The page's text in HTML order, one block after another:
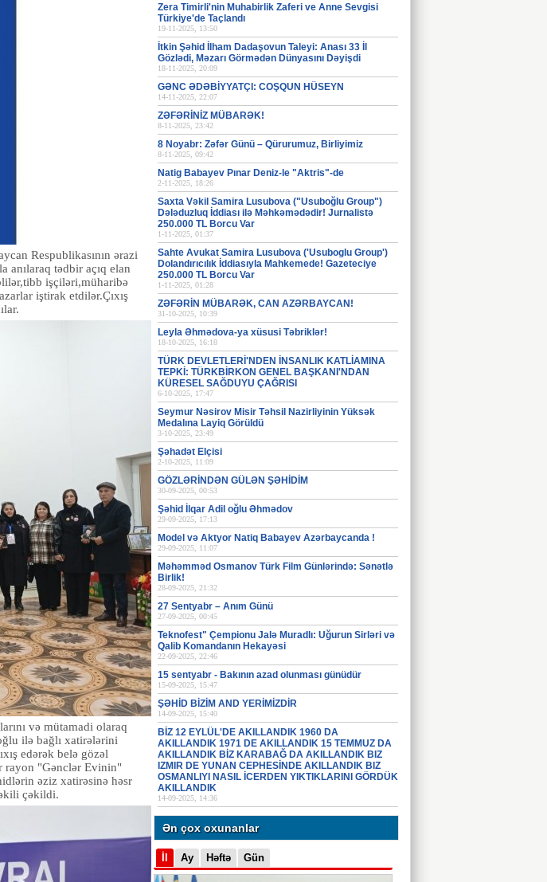
Zera Timirli'nin Muhabirlik Zaferi ve Anne Sevgisi
Türkiye'de Taçlandı
19-11-2025, 13:50
İtkin Şəhid İlham Dadaşovun Taleyi: Anası 33 İl
Gözlədi, Məzarı Görmədən Dünyasını Dəyişdi
18-11-2025, 20:09
GƏNC ƏDƏBİYYATÇI: COŞQUN HÜSEYN
14-11-2025, 22:07
ZƏFƏRİNİZ MÜBARƏK!
8-11-2025, 23:42
8 Noyabr: Zəfər Günü – Qürurumuz, Birliyimiz
8-11-2025, 09:42
Natig Babayev Pınar Deniz-le "Aktris"-de
2-11-2025, 18:26
Saxta Vəkil Samira Lusubova ("Usuboğlu Group")
Dələduzluq İddiası ilə Məhkəmədədir! Jurnalistə
250.000 TL Borcu Var
1-11-2025, 01:37
Sahte Avukat Samira Lusubova ('Usuboglu Group')
Dolandırıcılık İddiasıyla Mahkemede! Gazeteciye
250.000 TL Borcu Var
1-11-2025, 01:28
ZƏFƏRİN MÜBARƏK, CAN AZƏRBAYCAN!
31-10-2025, 10:39
Leyla Əhmədova-ya xüsusi Təbriklər!
18-10-2025, 16:18
TÜRK DEVLETLERİ'NDEN İNSANLIK KATLİAMINA
TEPKİ: TÜRKBİRKON GENEL BAŞKANI'NDAN
KÜRESEL SAĞDUYU ÇAĞRISI
6-10-2025, 17:47
Seymur Nəsirov Misir Təhsil Nazirliyinin Yüksək
Medalına Layiq Görüldü
3-10-2025, 23:49
Şəhadət Elçisi
2-10-2025, 11:09
GÖZLƏRİNDƏN GÜLƏN ŞƏHİDİM
30-09-2025, 00:53
Şəhid İlqar Adil oğlu Əhmədov
29-09-2025, 17:13
Model və Aktyor Natiq Babayev Azərbaycanda !
29-09-2025, 11:07
Məhəmməd Osmanov Türk Film Günlərində: Sənətlə
Birlik!
28-09-2025, 21:32
27 Sentyabr – Anım Günü
27-09-2025, 00:45
Teknofest" Çempionu Jalə Muradlı: Uğurun Sirləri və
Qalib Komandanın Hekayəsi
22-09-2025, 22:46
15 sentyabr - Bakının azad olunması günüdür
15-09-2025, 15:47
ŞƏHİD BİZİM AND YERİMİZDİR
14-09-2025, 15:40
BİZ 12 EYLÜL'DE AKILLANDIK 1960 DA
AKILLANDIK 1971 DE AKILLANDIK 15 TEMMUZ DA
AKILLANDIK BİZ KARABAĞ DA AKILLANDIK BIZ
IZMIR DE YUNAN CEPHESİNDE AKILLANDIK BIZ
OSMANLIYI NASIL İCERDEN YIKTIKLARINI GÖRDÜK
AKILLANDIK
14-09-2025, 14:36
Ən çox oxunanlar
Ay Həftə Gün
Respublikasının ərazi
tədbir açıq elan
işçiləri,müharibə
iştirak etdilər.Çıxış
və mütamadi olaraq
ilə bağlı xatirələrini
edərək belə gözəl
rayon "Gənclər Evinin"
əziz xatirəsinə həsr
çəkildi.